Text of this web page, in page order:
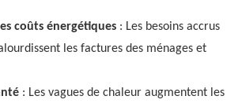
coûts énergétiques: Les besoins accrus
les factures des ménages et
: Les vagues de chaleur augmentent les